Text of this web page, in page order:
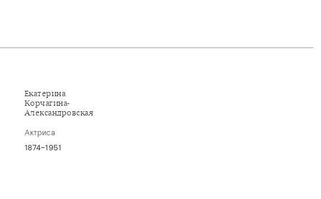
Екатерина
Корчагина-
Александровская
Актриса
1874–1951